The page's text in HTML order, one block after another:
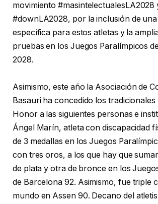
movimiento #masintelectualesLA2028
#downLA2028, por la inclusión de
específica para estos atletas y la
pruebas en los Juegos Paralímpicos
2028.
Asimismo, este año la Asociación de
Basauri ha concedido los tradicionales
Honor a las siguientes personas e
Ángel Marín, atleta con discapacidad
de 3 medallas en los Juegos
con tres oros, a los que hay que
de plata y otra de bronce en los
de Barcelona 92. Asimismo, fue triple
mundo en Assen 90. Decano del